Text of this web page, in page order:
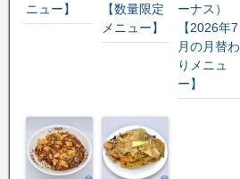
ニュー】
【数量限定
メニュー】
ーナス）
【2026年7
月の月替わ
りメニュ
ー】